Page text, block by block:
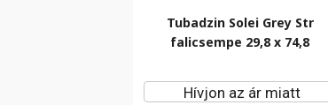
Tubadzin Solei Grey Str
falicsempe 29,8 x 74,8
Hívjon az ár miatt